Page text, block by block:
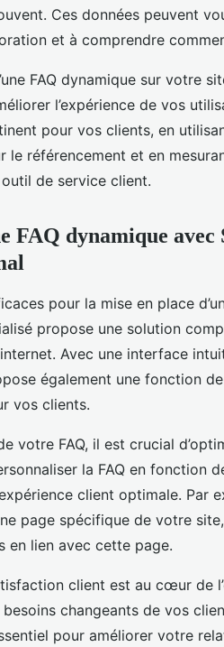
Ces données peuvent
et à comprendre
FAQ dynamique sur votre
l’expérience de vos
pour vos clients, en
le référencement et en
de service client.
FAQ dynamique
pour la mise en place
propose une solution
Avec une interface
également une fonction
vos clients.
votre FAQ, il est crucial
la FAQ en fonction
client optimale. Par
page spécifique de votre
en lien avec cette page.
client est au cœur de
besoins changeants de vos
pour améliorer votre